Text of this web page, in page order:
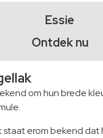
Essie
Ontdek nu
om hun brede
staat erom bekend dat